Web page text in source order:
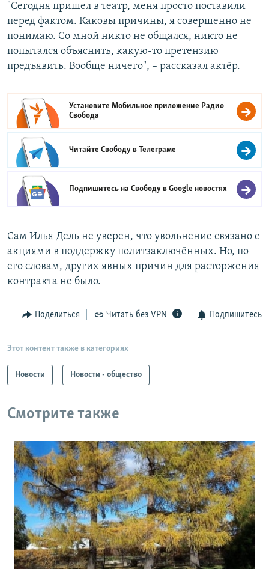
"Сегодня пришел в театр, меня просто поставили
перед фактом. Каковы причины, я совершенно не
понимаю. Со мной никто не общался, никто не
попытался объяснить, какую-то претензию
предъявить. Вообще ничего", – рассказал актёр.
Установите Мобильное приложение Радио
Свобода
Читайте Свободу вТелеграме
Подпишитесь на Свободу вGoogle новостях
Сам Илья Дель не уверен, что увольнение связано с
акциями в поддержку политзаключённых. Но, по
его словам, других явных причин для расторжения
контракта не было.
Поделиться Читать без VPN Подпишитесь
Этот контент также в категориях
Новости Новости - общество
Смотрите также